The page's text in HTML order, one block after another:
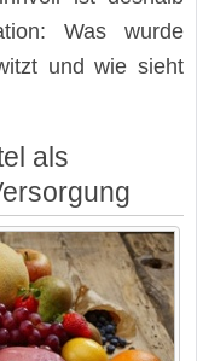
Was wurde
und wie sieht
als